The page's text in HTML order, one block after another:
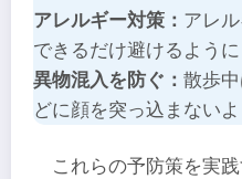
アレルギー対策： アレ
できるだけ避けるように
異物混入を防ぐ： 散歩
どに顔を突っ込まない
これらの予防策を実